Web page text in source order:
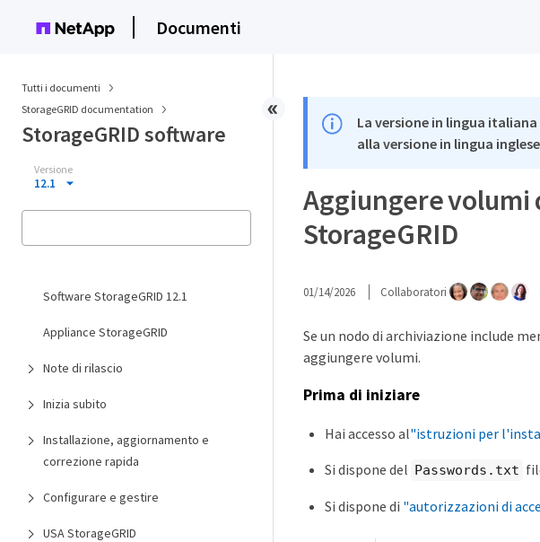
Documenti
Tutti i documenti
StorageGRID documentation
StorageGRID software
Versione
12.1
Software StorageGRID 12.1
Appliance StorageGRID
Note di rilascio
Inizia subito
Installazione, aggiornamento e
correzione rapida
Configurare e gestire
USA StorageGRID
La versione in lingua
alla versione in lingua
Aggiungere volumi
StorageGRID
01/14/2026 Collaboratori
Se un nodo di archiviazione include
aggiungere volumi.
Prima di iniziare
Hai accesso al"istruzioni per
Si dispone del Passwords.txt
Si dispone di "autorizzazioni di